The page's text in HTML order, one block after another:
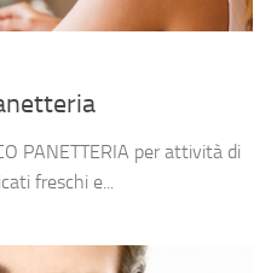
PANETTERIA per attività di
freschi e...